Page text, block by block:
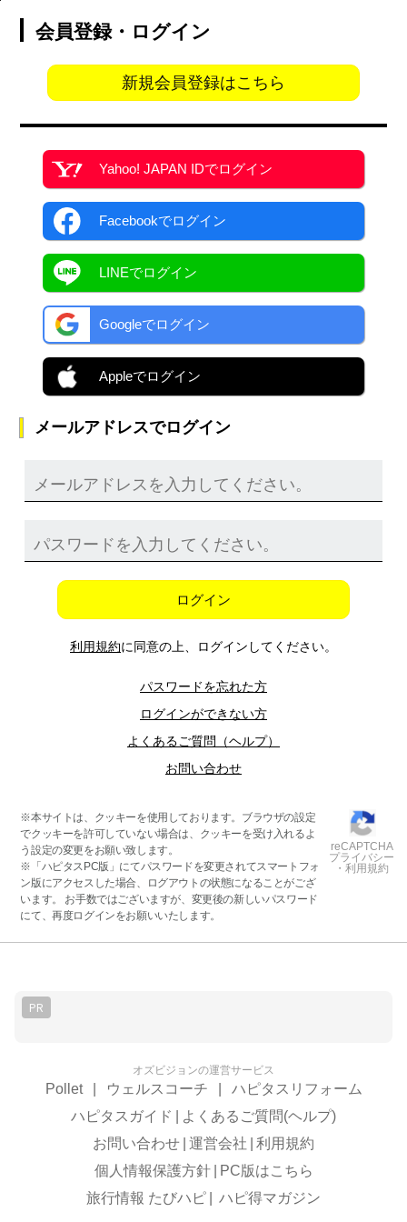
会員登録・ログイン
新規会員登録はこちら
Yahoo! JAPAN IDでログイン
Facebookでログイン
LINEでログイン
Googleでログイン
Appleでログイン
メールアドレスでログイン
ログイン
利用規約に同意の上、ログインしてください。
パスワードを忘れた方
ログインができない方
よくあるご質問（ヘルプ）
お問い合わせ
※本サイトは、クッキーを使用しております。ブラウザの設定
でクッキーを許可していない場合は、クッキーを受け入れるよ
う設定の変更をお願い致します。
※「ハピタスPC版」にてパスワードを変更されてスマートフォ
ン版にアクセスした場合、ログアウトの状態になることがござ
います。 お手数ではございますが、変更後の新しいパスワード
にて、再度ログインをお願いいたします。
reCAPTCHA
プライバシー
・利用規約
PR
オズビジョンの運営サービス
Pollet ウェルスコーチ
ハピタスリフォーム
ハピタスガイド
よくあるご質問(ヘルプ)
お問い合わせ 運営会社
利用規約
個人情報保護方針
PC版はこちら
旅行情報 たびハピ
ハピ得マガジン